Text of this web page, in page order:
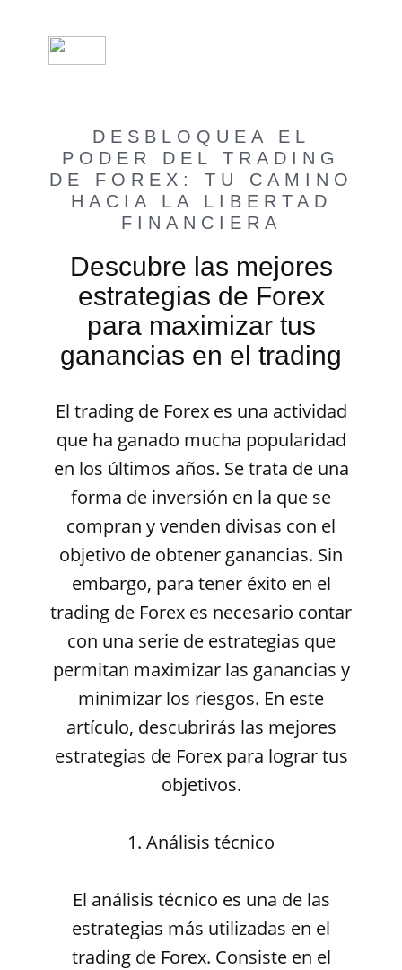
DESBLOQUEA EL
PODER DEL TRADING
DE FOREX: TU CAMINO
HACIA LA LIBERTAD
FINANCIERA
Descubre las mejores
estrategias de Forex
para maximizar tus
ganancias en el trading
El trading de Forex es una actividad
que ha ganado mucha popularidad
en los últimos años. Se trata de una
forma de inversión en la que se
compran y venden divisas con el
objetivo de obtener ganancias. Sin
embargo, para tener éxito en el
trading de Forex es necesario contar
con una serie de estrategias que
permitan maximizar las ganancias y
minimizar los riesgos. En este
artículo, descubrirás las mejores
estrategias de Forex para lograr tus
objetivos.
1. Análisis técnico
El análisis técnico es una de las
estrategias más utilizadas en el
trading de Forex. Consiste en el